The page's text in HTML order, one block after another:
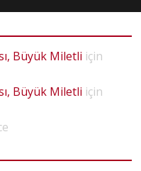
Büyük Miletli için
Büyük Miletli için